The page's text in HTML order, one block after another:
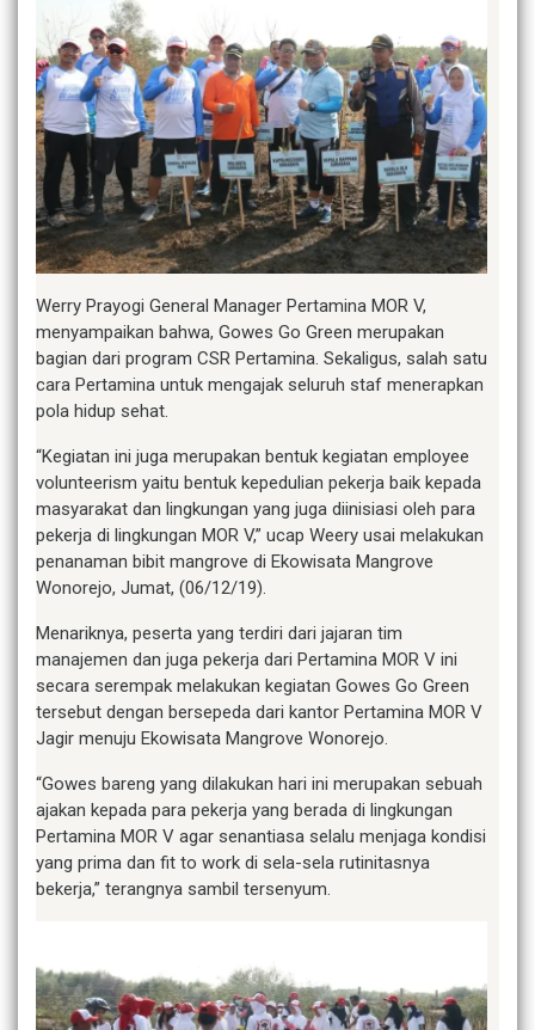
Werry Prayogi General Manager Pertamina MOR V,
menyampaikan bahwa, Gowes Go Green merupakan
bagian dari program CSR Pertamina. Sekaligus, salah satu
cara Pertamina untuk mengajak seluruh staf menerapkan
pola hidup sehat.
“Kegiatan ini juga merupakan bentuk kegiatan employee
volunteerism yaitu bentuk kepedulian pekerja baik kepada
masyarakat dan lingkungan yang juga diinisiasi oleh para
pekerja di lingkungan MOR V,” ucap Weery usai melakukan
penanaman bibit mangrove di Ekowisata Mangrove
Wonorejo, Jumat, (06/12/19).
Menariknya, peserta yang terdiri dari jajaran tim
manajemen dan juga pekerja dari Pertamina MOR V ini
secara serempak melakukan kegiatan Gowes Go Green
tersebut dengan bersepeda dari kantor Pertamina MOR V
Jagir menuju Ekowisata Mangrove Wonorejo.
“Gowes bareng yang dilakukan hari ini merupakan sebuah
ajakan kepada para pekerja yang berada di lingkungan
Pertamina MOR V agar senantiasa selalu menjaga kondisi
yang prima dan fit to work di sela-sela rutinitasnya
bekerja,” terangnya sambil tersenyum.